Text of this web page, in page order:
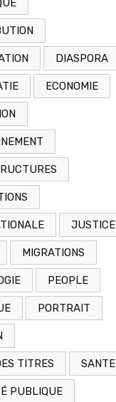
DIASPORA
ECONOMIE
JUSTICE
MIGRATIONS
PEOPLE
PORTRAIT
TITRES SANTE
PUBLIQUE